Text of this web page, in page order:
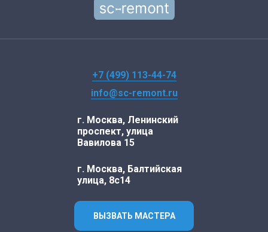
+7 (499) 113-44-74
info@sc-remont.ru
г. Москва, Ленинский
проспект, улица
Вавилова 15
г. Москва, Балтийская
улица, 8с14
ВЫЗВАТЬ МАСТЕРА